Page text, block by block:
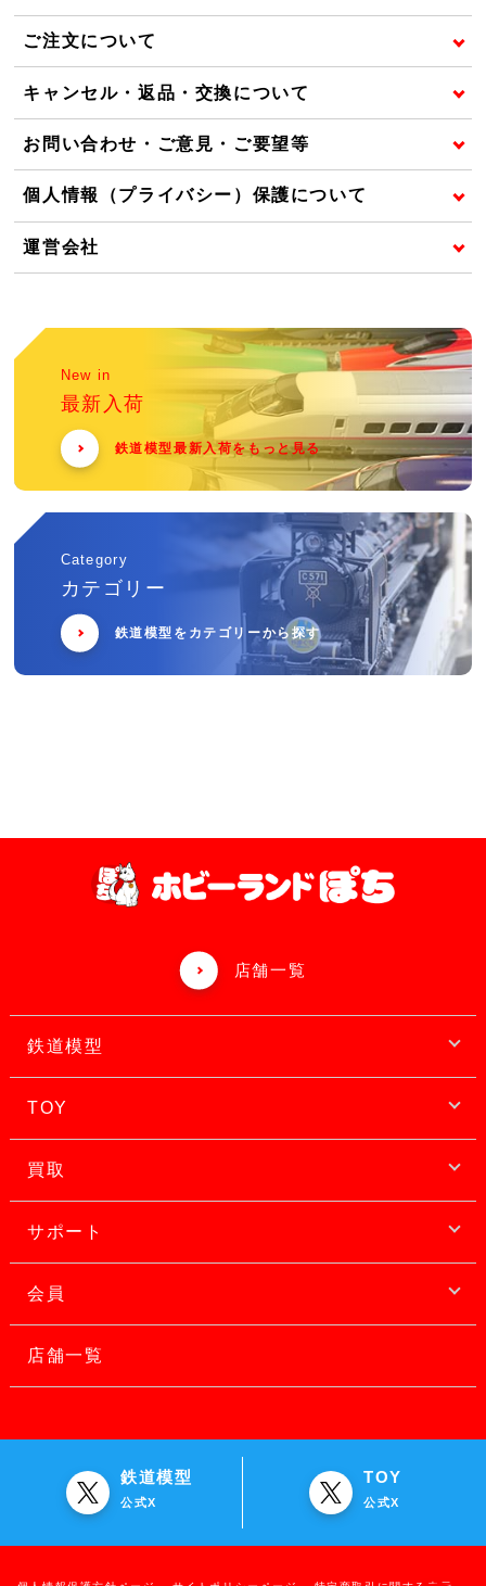
ご注文について
キャンセル・返品・交換について
お問い合わせ・ご意見・ご要望等
個人情報（プライバシー）保護について
運営会社
New in
最新入荷
鉄道模型最新入荷をもっと見る
Category
カテゴリー
鉄道模型をカテゴリーから探す
店舗一覧
鉄道模型
TOY
買取
サポート
会員
店舗一覧
鉄道模型
公式X
TOY
公式X